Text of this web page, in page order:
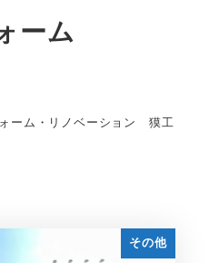
ーム
ーム・リノベーション 獏工
その他